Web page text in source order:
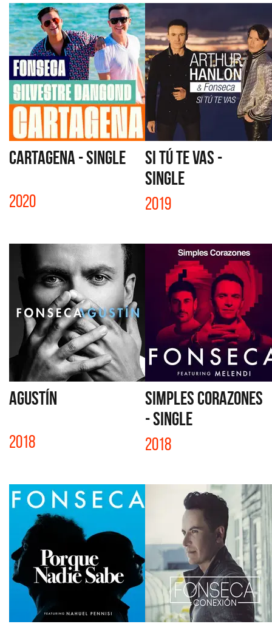
CARTAGENA - SINGLE
2020
SI TÚ TE VAS -
SINGLE
2019
AGUSTÍN
2018
SIMPLES CORAZONES
- SINGLE
2018